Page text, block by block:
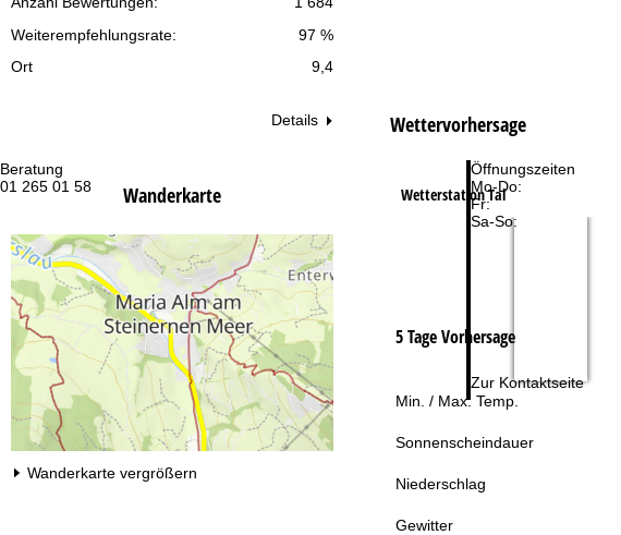
Beratung
01 265 01 58
Öffnungszeiten
Mo-Do:
Fr:
Sa-So:
Zur Kontaktseite
97 %
Weiterempfehlungsrate:
Ort
9,4
Details
Wanderkarte
Wanderkarte vergrößern
Wettervorhersage
Wetterstation Tal
5 Tage Vorhersage
Min. / Max. Temp.
Sonnenscheindauer
Niederschlag
Gewitter